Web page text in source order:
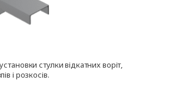
стулки відкатних воріт,
і розкосів.